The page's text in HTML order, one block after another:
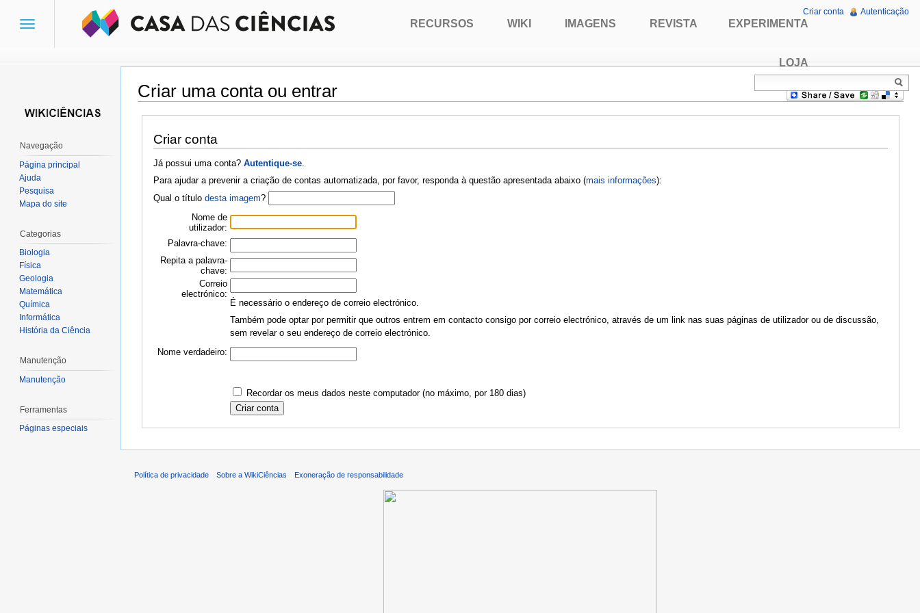
Criar uma conta ou entrar
Ir para:navegação,pesquisa
Criar conta
Já possui uma conta? Autentique-se.
Para ajudar a prevenir a criação de contas automatizada, por favor, responda à questão apresentada abaixo (mais informações):
Qual o título desta imagem?
Nome de
utilizador:
Palavra-chave:
Repita a palavra-
chave:
Correio
electrónico:
É necessário o endereço de correio electrónico.
Também pode optar por permitir que outros entrem em contacto consigo por correio electrónico, através de um link nas suas páginas de utilizador ou de discussão,
sem revelar o seu endereço de correio electrónico.
Nome verdadeiro:
Recordar os meus dados neste computador (no máximo, por 180 dias)
Toggle
RECURSOS WIKI IMAGENS REVISTA EXPERIMENTA
LOJA
Criar conta Autenticação
Navegação
Página principal
Ajuda
Pesquisa
Mapa do site
Categorias
Biologia
Física
Geologia
Matemática
Química
Informática
História da Ciência
Manutenção
Manutenção
Ferramentas
Páginas especiais
Política de privacidade Sobre a WikiCiências Exoneração de responsabilidade